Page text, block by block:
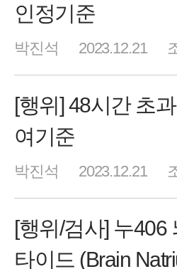
인정기준
박진석 2023.12.21
[행위] 48시간 초
여기준
박진석 2023.12.21
[행위/검사] 누406
타이드 (Brain